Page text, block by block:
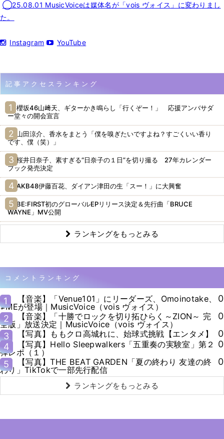
◯25.08.01 MusicVoiceは媒体名が「vois ヴォイス」に変わりまし
た。
Instagram YouTube
記事アクセスランキング
櫻坂46山﨑天、ギターかき鳴らし「行くぞー！」 応援アンバサダ
ー堂々の開会宣言
山田涼介、香水をまとう「僕を嗅ぎたいですよね？すごくいい香り
です、僕（笑）」
桜井日奈子、素すぎる“日奈子の１日”を切り撮る 27年カレンダー
ブック発売決定
AKB48伊藤百花、ダイアン津田の生「スー！」に大興奮
BE:FIRST初のグローバルEPリリース決定＆先行曲「BRUCE
WAYNE」MV公開
ランキングをもっとみる
コメントランキング
1
【音楽】「Venue101」にリーダーズ、Omoinotake、
≠MEが登場｜MusicVoice（vois ヴォイス）
0
2
【音楽】「十勝でロックを切り拓ひらく～ZION～ 完
全版」放送決定｜MusicVoice（vois ヴォイス）
0
3
【写真】ももクロ高城れに、始球式挑戦【エンタメ】
0
4
【写真】Hello Sleepwalkers「五重奏の実験室」第２
弾レポ（１）
0
5
【写真】THE BEAT GARDEN「夏の終わり 友達の終
わり」TikTokで一部先行配信
0
ランキングをもっとみる